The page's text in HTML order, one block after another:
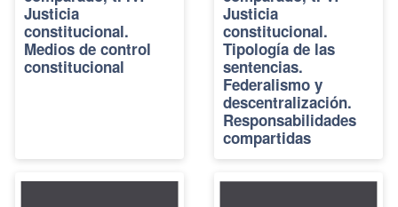
Justicia
constitucional.
Medios de control
constitucional
Justicia
constitucional.
Tipología de las
sentencias.
Federalismo y
descentralización.
Responsabilidades
compartidas